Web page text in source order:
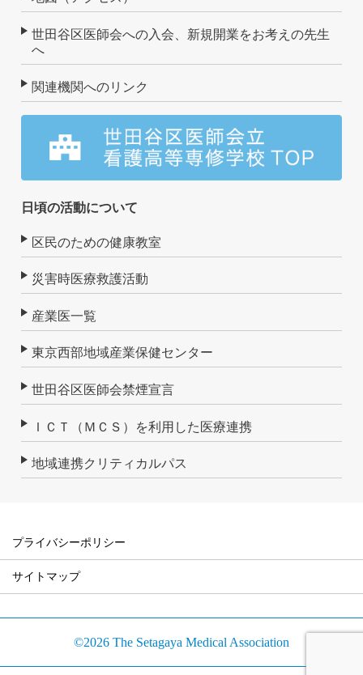
世田谷区医師会への入会、新規開業をお考えの先生
へ
関連機関へのリンク
日頃の活動について
区民のための健康教室
災害時医療救護活動
産業医一覧
東京西部地域産業保健センター
世田谷区医師会禁煙宣言
ＩＣＴ（ＭＣＳ）を利用した医療連携
地域連携クリティカルパス
プライバシーポリシー
サイトマップ
©2026 The Setagaya Medical Association